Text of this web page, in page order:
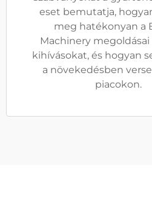
eset bemutatja,
meg hatékonyan a
Machinery megoldásai
kihívásokat, és hogyan
a növekedésben
piacokon.